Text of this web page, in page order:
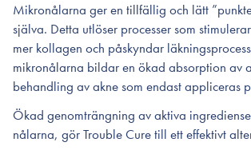
Mikronålarna ger en tillfällig och lätt
själva. Detta utlöser processer som
mer kollagen och påskyndar
mikronålarna bildar en ökad absorption av
behandling av akne som endast appliceras
Ökad genomträngning av aktiva
nålarna, gör Trouble Cure till ett effektivt